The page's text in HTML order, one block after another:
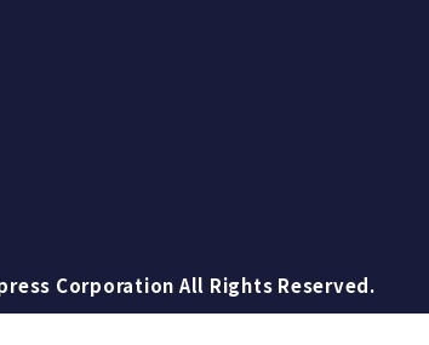
Corporation All Rights Reserved.